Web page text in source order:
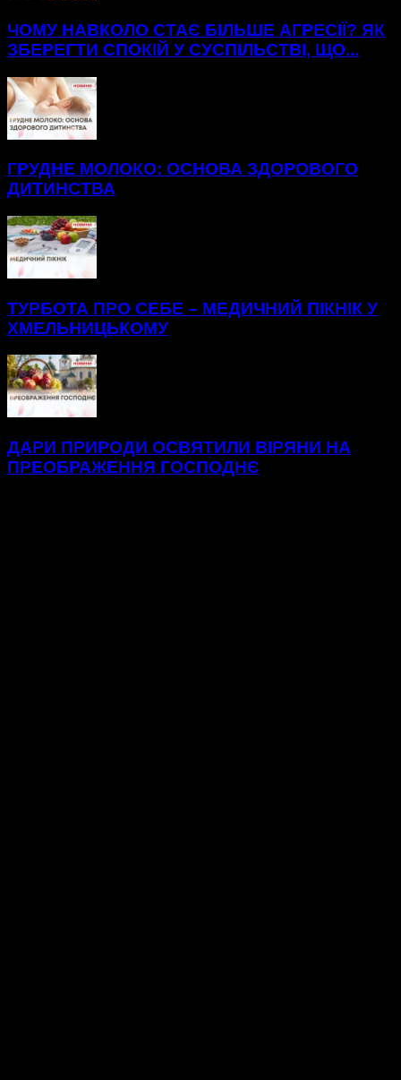
ЧОМУ НАВКОЛО СТАЄ БІЛЬШЕ АГРЕСІЇ? ЯК
ЗБЕРЕГТИ СПОКІЙ У СУСПІЛЬСТВІ, ЩО...
ГРУДНЕ МОЛОКО: ОСНОВА ЗДОРОВОГО
ДИТИНСТВА
ТУРБОТА ПРО СЕБЕ – МЕДИЧНИЙ ПІКНІК У
ХМЕЛЬНИЦЬКОМУ
ДАРИ ПРИРОДИ ОСВЯТИЛИ ВІРЯНИ НА
ПРЕОБРАЖЕННЯ ГОСПОДНЄ